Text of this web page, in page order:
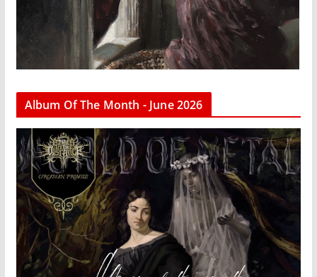
Album Of The Month - June 2026